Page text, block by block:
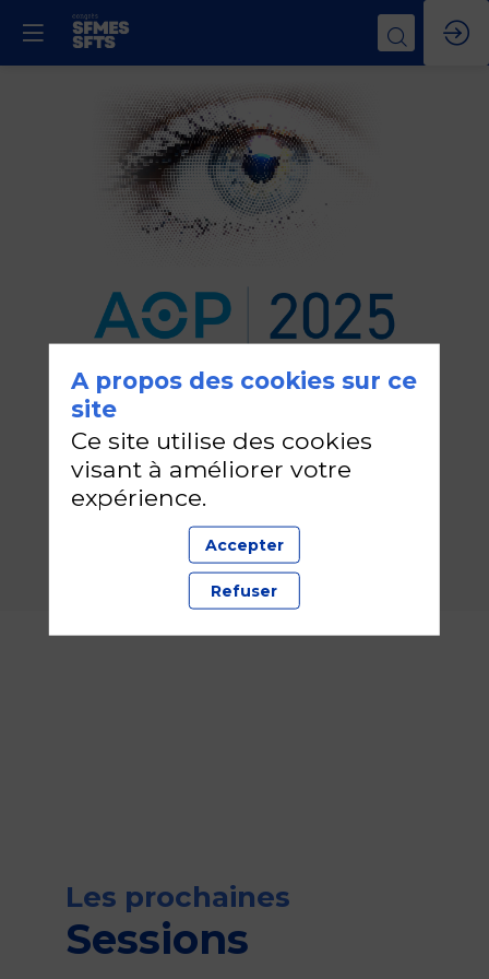
e
31 Janvier
au 1er février
Titre page
Les prochaines
Sessions
A propos des cookies sur ce
site
Ce site utilise des cookies
visant à améliorer votre
expérience.
Accepter
Refuser